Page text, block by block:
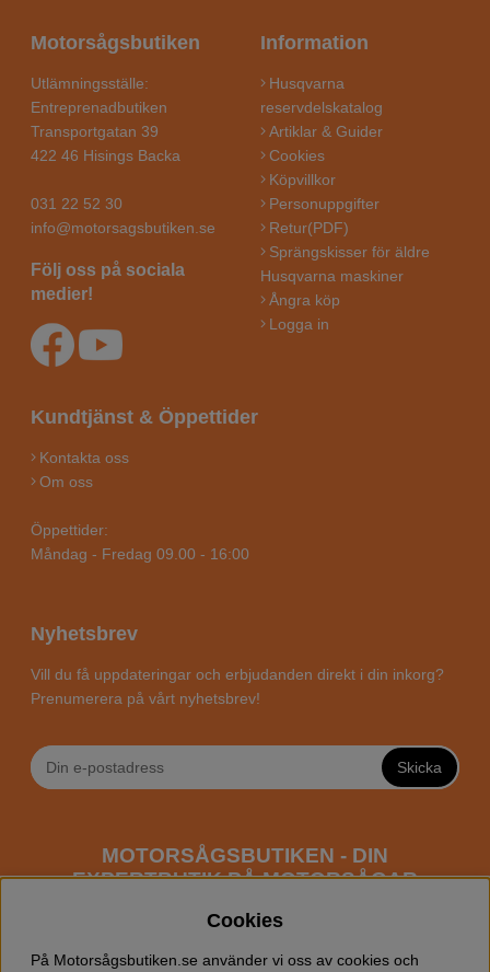
Motorsågsbutiken
Utlämningsställe:
Entreprenadbutiken
Transportgatan 39
422 46 Hisings Backa
031 22 52 30
info@motorsagsbutiken.se
Följ oss på sociala
medier!
Information
Husqvarna
reservdelskatalog
Artiklar & Guider
Cookies
Köpvillkor
Personuppgifter
Retur(PDF)
Sprängskisser för äldre
Husqvarna maskiner
Ångra köp
Logga in
Kundtjänst & Öppettider
Kontakta oss
Om oss
Öppettider:
Måndag - Fredag 09.00 - 16:00
Nyhetsbrev
Vill du få uppdateringar och erbjudanden direkt i din inkorg?
Prenumerera på vårt nyhetsbrev!
Skicka
MOTORSÅGSBUTIKEN - DIN
EXPERTBUTIK PÅ MOTORSÅGAR
fokus mot entusiaster och professionella användare av
Cookies
På Motorsågsbutiken.se använder vi oss av cookies och